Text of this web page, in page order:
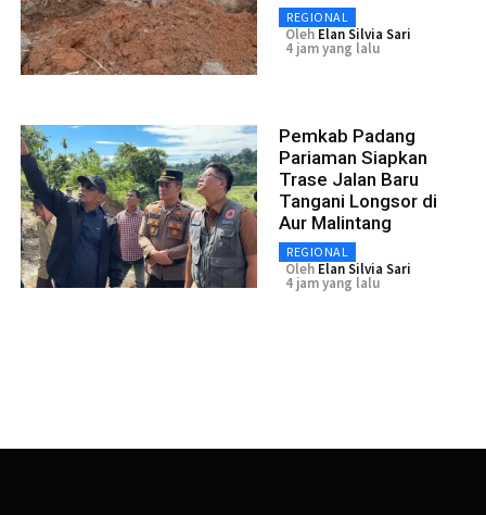
REGIONAL
Oleh Elan Silvia Sari
4 jam yang lalu
Pemkab Padang
Pariaman Siapkan
Trase Jalan Baru
Tangani Longsor di
Aur Malintang
REGIONAL
Oleh Elan Silvia Sari
4 jam yang lalu